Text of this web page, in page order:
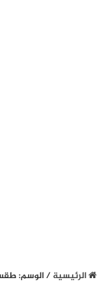
الرئيسية/الوسم: